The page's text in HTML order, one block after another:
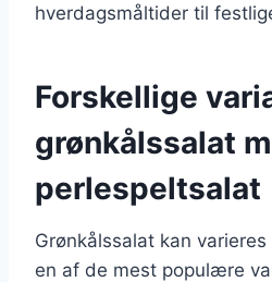
hverdagsmåltider til
Forskellige
grønkålssalat
perlespeltsalat
Grønkålssalat kan
en af de mest populære